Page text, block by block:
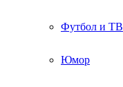
Футбол и ТВ
Юмор